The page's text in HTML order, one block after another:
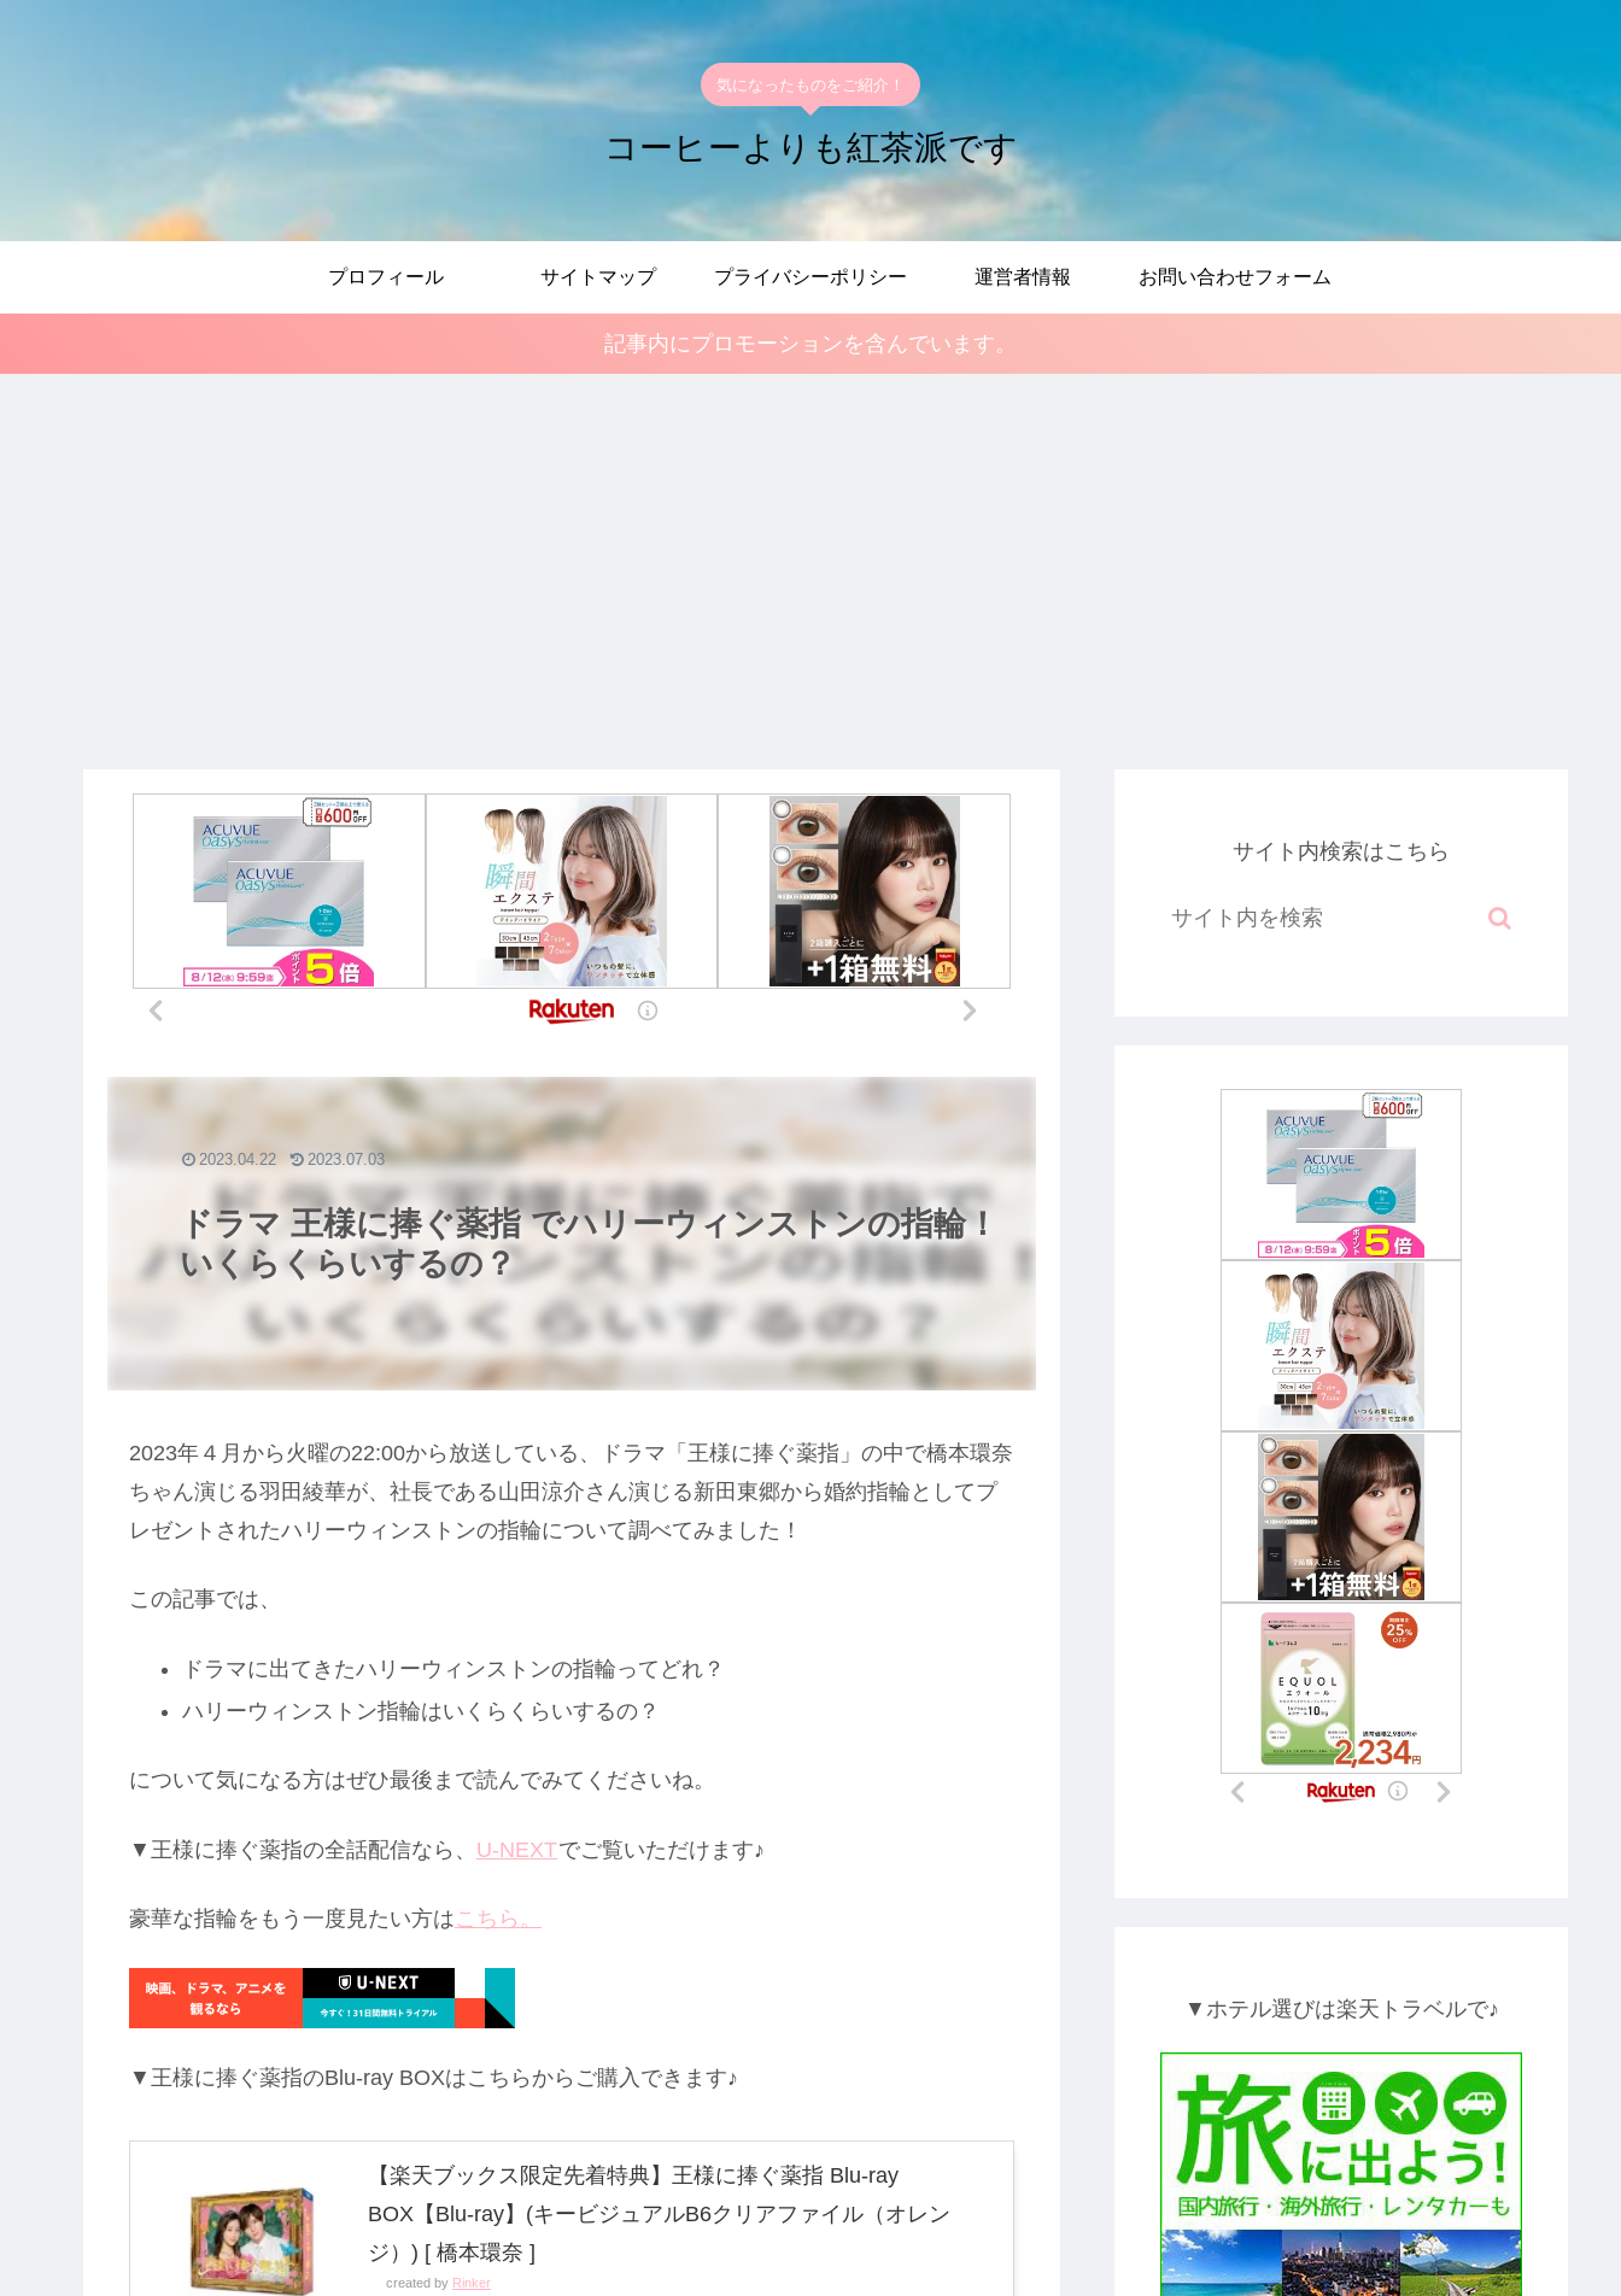
気になったものをご紹介！
コーヒーよりも紅茶派です
プロフィール サイトマップ プライバシーポリシー 運営者情報 お問い合わせフォーム
記事内にプロモーションを含んでいます。
ドラマ 王様に捧ぐ薬指 でハリーウィンストンの指輪！
いくらくらいするの？
2023.04.22 2023.07.03
2023年４月から火曜の22:00から放送している、ドラマ「王様に捧ぐ薬指」の中で橋本環奈
ちゃん演じる羽田綾華が、社長である山田涼介さん演じる新田東郷から婚約指輪としてプ
レゼントされたハリーウィンストンの指輪について調べてみました！
この記事では、
ドラマに出てきたハリーウィンストンの指輪ってどれ？
ハリーウィンストン指輪はいくらくらいするの？
について気になる方はぜひ最後まで読んでみてくださいね。
▼王様に捧ぐ薬指の全話配信なら、 U-NEXTでご覧いただけます♪
豪華な指輪をもう一度見たい方はこちら。
▼王様に捧ぐ薬指のBlu-ray BOXはこちらからご購入できます♪
【楽天ブックス限定先着特典】王様に捧ぐ薬指 Blu-ray
BOX【Blu-ray】(キービジュアルB6クリアファイル（オレン
ジ）) [ 橋本環奈 ]
created by Rinker
サイト内検索はこちら
▼ホテル選びは楽天トラベルで♪